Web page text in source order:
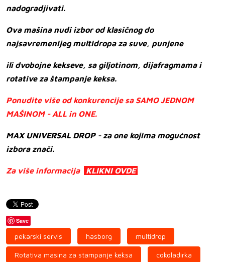
nadogradjivati.
Ova mašina nudi izbor od klasičnog do
najsavremenijeg multidropa za suve, punjene
ili dvobojne kekseve, sa giljotinom, dijafragmama i
rotative za štampanje keksa.
Ponudite više od konkurencije sa SAMO JEDNOM
MAŠINOM - ALL in ONE.
MAX UNIVERSAL DROP - za one kojima mogućnost
izbora znači.
Za više informacija KLIKNI OVDE
Save
pekarski servis hasborg multidrop
Rotativa masina za stampanje keksa cokoladirka